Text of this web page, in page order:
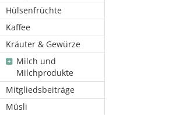
Hülsenfrüchte
Kaffee
Kräuter & Gewürze
Milch und
Milchprodukte
Mitgliedsbeiträge
Müsli